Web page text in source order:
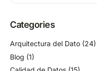
Categories
Arquitectura del Dato (24)
Blog (1)